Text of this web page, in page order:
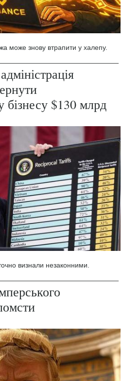
може знову втрапити у халепу.
бізнесу $130 млрд
визнали незаконними.